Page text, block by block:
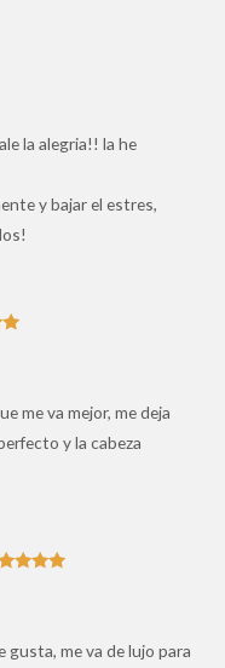
la alegria!! la he
y bajar el estres,
me va mejor, me deja
y la cabeza
gusta, me va de lujo para